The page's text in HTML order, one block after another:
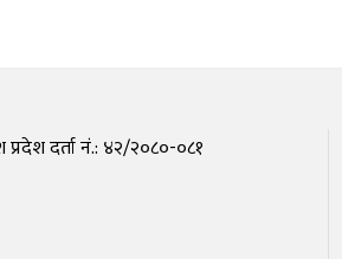
दर्ता नं.: ४२/२०८०-०८१